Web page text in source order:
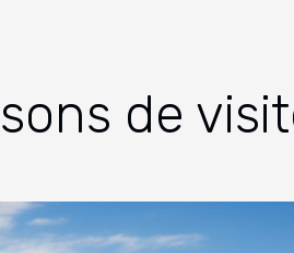
de